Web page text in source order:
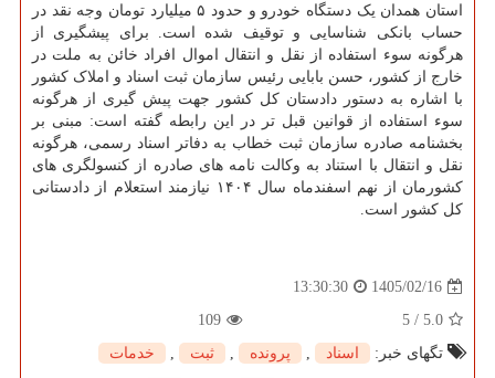
استان همدان یک دستگاه خودرو و حدود ۵ میلیارد تومان وجه نقد در
حساب بانکی شناسایی و توقیف شده است. برای پیشگیری از
هرگونه سوء استفاده از نقل و انتقال اموال افراد خائن به ملت در
خارج از کشور، حسن بابایی رئیس سازمان ثبت اسناد و املاک کشور
با اشاره به دستور دادستان کل کشور جهت پیش گیری از هرگونه
سوء استفاده از قوانین قبل تر در این رابطه گفته است: مبنی بر
بخشنامه صادره سازمان ثبت خطاب به دفاتر اسناد رسمی، هرگونه
نقل و انتقال با استناد به وکالت نامه های صادره از کنسولگری های
کشورمان از نهم اسفندماه سال ۱۴۰۴ نیازمند استعلام از دادستانی
کل کشور است.
1405/02/16
13:30:30
5.0
/
5
109
تگهای خبر:
اسناد , پرونده , ثبت , خدمات